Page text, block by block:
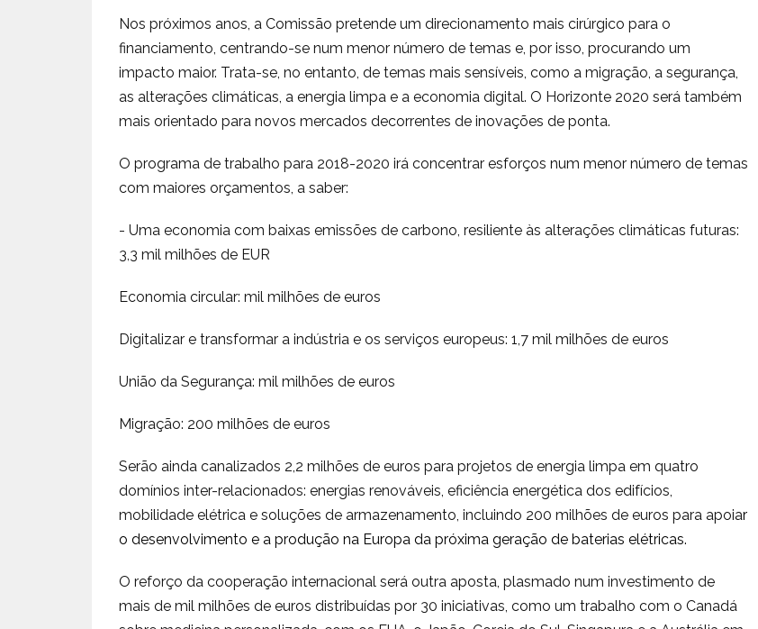
Nos próximos anos, a Comissão pretende um direcionamento mais cirúrgico para o
financiamento, centrando-se num menor número de temas e, por isso, procurando um
impacto maior. Trata-se, no entanto, de temas mais sensíveis, como a migração, a segurança,
as alterações climáticas, a energia limpa e a economia digital. O Horizonte 2020 será também
mais orientado para novos mercados decorrentes de inovações de ponta.
O programa de trabalho para 2018-2020 irá concentrar esforços num menor número de temas
com maiores orçamentos, a saber:
- Uma economia com baixas emissões de carbono, resiliente às alterações climáticas futuras:
3,3 mil milhões de EUR
Economia circular: mil milhões de euros
Digitalizar e transformar a indústria e os serviços europeus: 1,7 mil milhões de euros
União da Segurança: mil milhões de euros
Migração: 200 milhões de euros
Serão ainda canalizados 2,2 milhões de euros para projetos de energia limpa em quatro
domínios inter-relacionados: energias renováveis, eficiência energética dos edifícios,
mobilidade elétrica e soluções de armazenamento, incluindo 200 milhões de euros para apoiar
o desenvolvimento e a produção na Europa da próxima geração de baterias elétricas.
O reforço da cooperação internacional será outra aposta, plasmado num investimento de
mais de mil milhões de euros distribuídas por 30 iniciativas, como um trabalho com o Canadá